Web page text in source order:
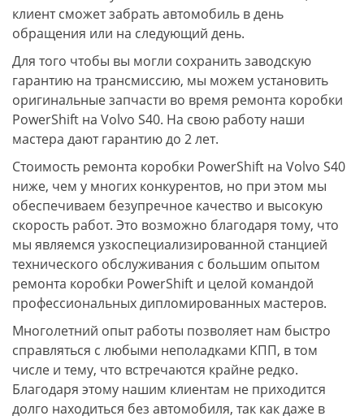
клиент сможет забрать автомобиль в день
обращения или на следующий день.
Для того чтобы вы могли сохранить заводскую
гарантию на трансмиссию, мы можем установить
оригинальные запчасти во время ремонта коробки
PowerShift на Volvo S40. На свою работу наши
мастера дают гарантию до 2 лет.
Стоимость ремонта коробки PowerShift на Volvo S40
ниже, чем у многих конкурентов, но при этом мы
обеспечиваем безупречное качество и высокую
скорость работ. Это возможно благодаря тому, что
мы являемся узкоспециализированной станцией
технического обслуживания с большим опытом
ремонта коробки PowerShift и целой командой
профессиональных дипломированных мастеров.
Многолетний опыт работы позволяет нам быстро
справляться с любыми неполадками КПП, в том
числе и тему, что встречаются крайне редко.
Благодаря этому нашим клиентам не приходится
долго находиться без автомобиля, так как даже в